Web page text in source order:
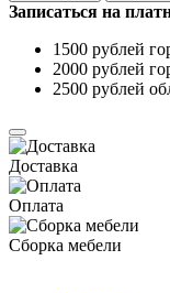
Записаться на
1500 рублей
2000 рублей
2500 рублей
Доставка
Оплата
Сборка мебели